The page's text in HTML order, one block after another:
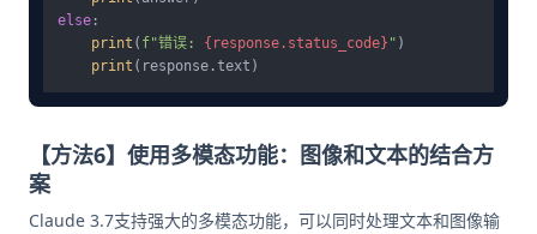
else :
print ( f"错误: {response.status_code} " )
print
【方法6】使用多模态功能：图像和文本的结合方
案
Claude 3.7支持强大的多模态功能，可以同时处理文本和图像输